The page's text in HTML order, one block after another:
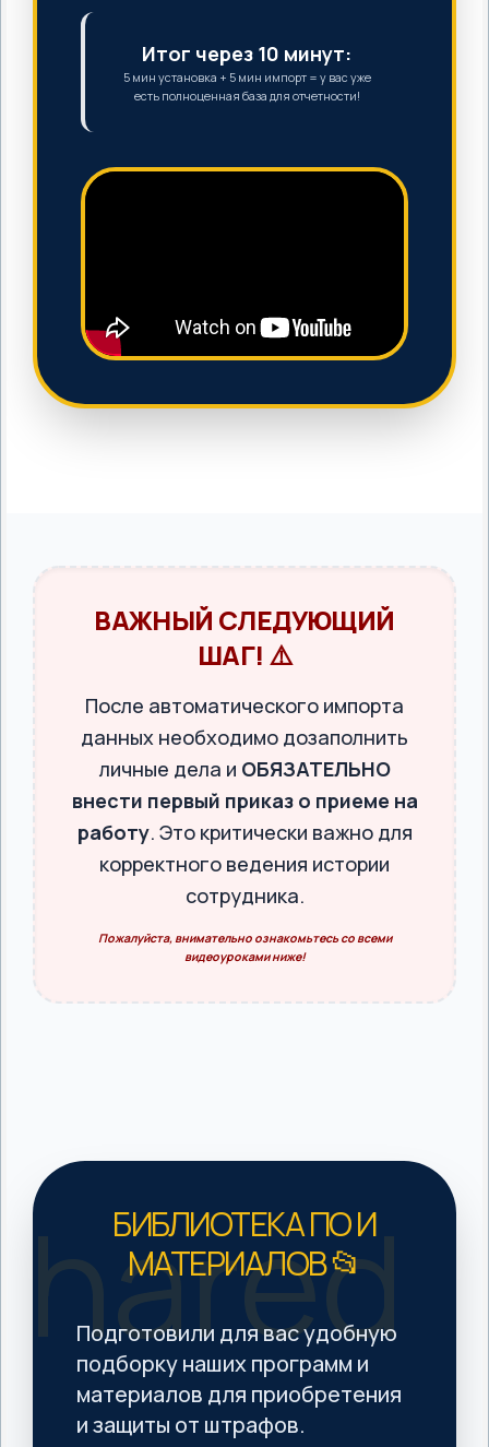
Итог через 10 минут:
5 мин установка + 5 мин импорт = у вас уже
есть полноценная база для отчетности!
ВАЖНЫЙ СЛЕДУЮЩИЙ
ШАГ! ⚠️
После автоматического импорта
данных необходимо дозаполнить
личные дела и ОБЯЗАТЕЛЬНО
внести первый приказ о приеме на
работу. Это критически важно для
корректного ведения истории
сотрудника.
Пожалуйста, внимательно ознакомьтесь со всеми
видеоуроками ниже!
БИБЛИОТЕКА ПО И
МАТЕРИАЛОВ 📂
Подготовили для вас удобную
подборку наших программ и
материалов для приобретения
и защиты от штрафов.